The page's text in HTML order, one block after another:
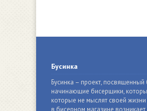
Бусинка
Бусинка – проект,
начинающие бисерщики,
которые не мыслят своей
в бисерном магазине